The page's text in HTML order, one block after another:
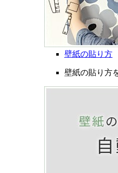
壁紙の貼り方
壁紙の貼り方